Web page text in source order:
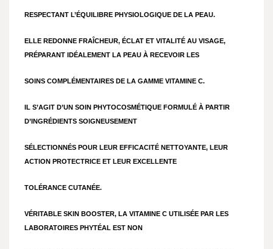
RESPECTANT L’ÉQUILIBRE PHYSIOLOGIQUE DE LA PEAU.
ELLE REDONNE FRAÎCHEUR, ÉCLAT ET VITALITÉ AU VISAGE,
PRÉPARANT IDÉALEMENT LA PEAU À RECEVOIR LES
SOINS COMPLÉMENTAIRES DE LA GAMME VITAMINE C.
IL S’AGIT D’UN SOIN PHYTOCOSMÉTIQUE FORMULÉ À PARTIR
D’INGRÉDIENTS SOIGNEUSEMENT
SÉLECTIONNÉS POUR LEUR EFFICACITÉ NETTOYANTE, LEUR
ACTION PROTECTRICE ET LEUR EXCELLENTE
TOLÉRANCE CUTANÉE.
VÉRITABLE SKIN BOOSTER, LA VITAMINE C UTILISÉE PAR LES
LABORATOIRES PHYTÉAL EST NON